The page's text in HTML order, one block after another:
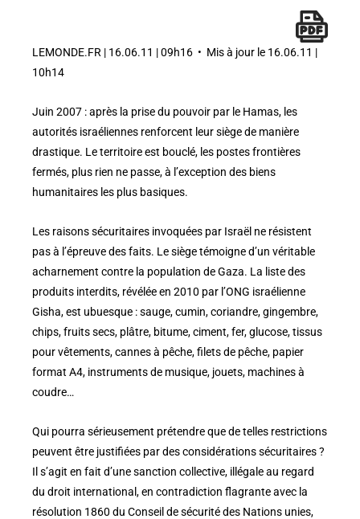
LEMONDE.FR | 16.06.11 | 09h16 • Mis à jour le 16.06.11 |
10h14
Juin 2007 : après la prise du pouvoir par le Hamas, les
autorités israéliennes renforcent leur siège de manière
drastique. Le territoire est bouclé, les postes frontières
fermés, plus rien ne passe, à l’exception des biens
humanitaires les plus basiques.
Les raisons sécuritaires invoquées par Israël ne résistent
pas à l’épreuve des faits. Le siège témoigne d’un véritable
acharnement contre la population de Gaza. La liste des
produits interdits, révélée en 2010 par l’ONG israélienne
Gisha, est ubuesque : sauge, cumin, coriandre, gingembre,
chips, fruits secs, plâtre, bitume, ciment, fer, glucose, tissus
pour vêtements, cannes à pêche, filets de pêche, papier
format A4, instruments de musique, jouets, machines à
coudre…
Qui pourra sérieusement prétendre que de telles restrictions
peuvent être justifiées par des considérations sécuritaires ?
Il s’agit en fait d’une sanction collective, illégale au regard
du droit international, en contradiction flagrante avec la
résolution 1860 du Conseil de sécurité des Nations unies,